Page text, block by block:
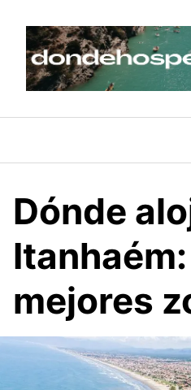
content
Dónde
mejores